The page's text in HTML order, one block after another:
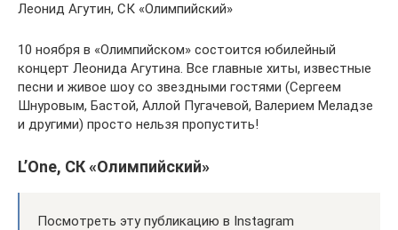
Леонид Агутин, СК «Олимпийский»
10 ноября в «Олимпийском» состоится юбилейный
концерт Леонида Агутина. Все главные хиты, известные
песни и живое шоу со звездными гостями (Сергеем
Шнуровым, Бастой, Аллой Пугачевой, Валерием Меладзе
и другими) просто нельзя пропустить!
L’One, СК «Олимпийский»
Посмотреть эту публикацию в Instagram